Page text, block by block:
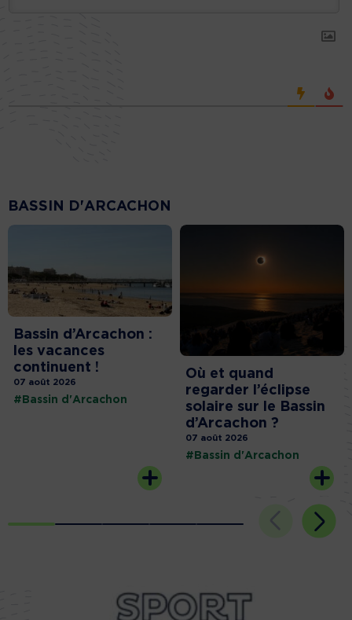
BASSIN D'ARCACHON
Bassin d’Arcachon :
les vacances
continuent !
07 août 2026
#Bassin d'Arcachon
Où et quand
regarder l’éclipse
solaire sur le Bassin
d’Arcachon ?
07 août 2026
#Bassin d'Arcachon